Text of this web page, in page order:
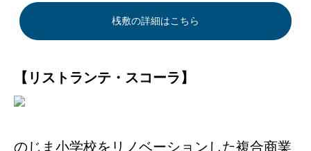
桟敷の詳細はこちら
【リストランテ・スコーラ】
のじま小学校をリノベーションした複合商業